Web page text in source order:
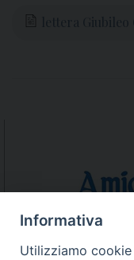
Informativa
Utilizziamo